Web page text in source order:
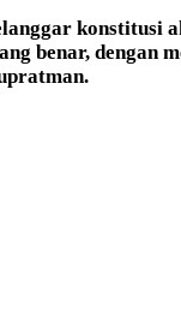
konstitusi
benar,